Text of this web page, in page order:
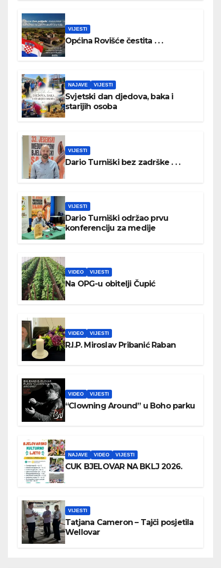
VIJESTI
Općina Rovišće čestita . . .
NAJAVE VIJESTI
Svjetski dan djedova, baka i
starijih osoba
VIJESTI
Dario Turniški bez zadrške . . .
VIJESTI
Dario Turniški održao prvu
konferenciju za medije
VIDEO VIJESTI
Na OPG-u obitelji Čupić
VIDEO VIJESTI
R.I.P. Miroslav Pribanić Raban
VIDEO VIJESTI
“Clowning Around” u Boho parku
NAJAVE VIDEO VIJESTI
CUK BJELOVAR NA BKLJ 2026.
VIJESTI
Tatjana Cameron – Tajči posjetila
Wellovar